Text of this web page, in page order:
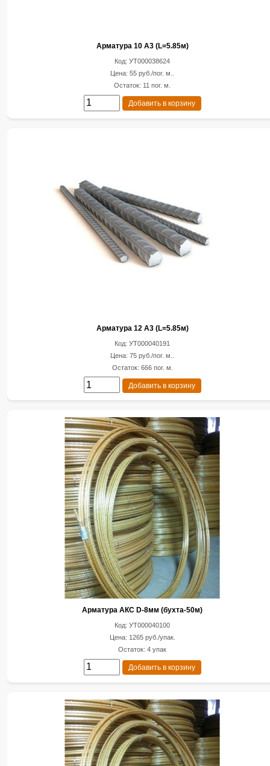
Арматура 10 А3 (L=5.85м)
Код: УТ000038624
Цена: 55 руб./пог. м..
Остаток: 11 пог. м.
Добавить в корзину
Арматура 12 А3 (L=5.85м)
Код: УТ000040191
Цена: 75 руб./пог. м..
Остаток: 666 пог. м.
Добавить в корзину
Арматура АКС D-8мм (бухта-50м)
Код: УТ000040100
Цена: 1265 руб./упак.
Остаток: 4 упак
Добавить в корзину